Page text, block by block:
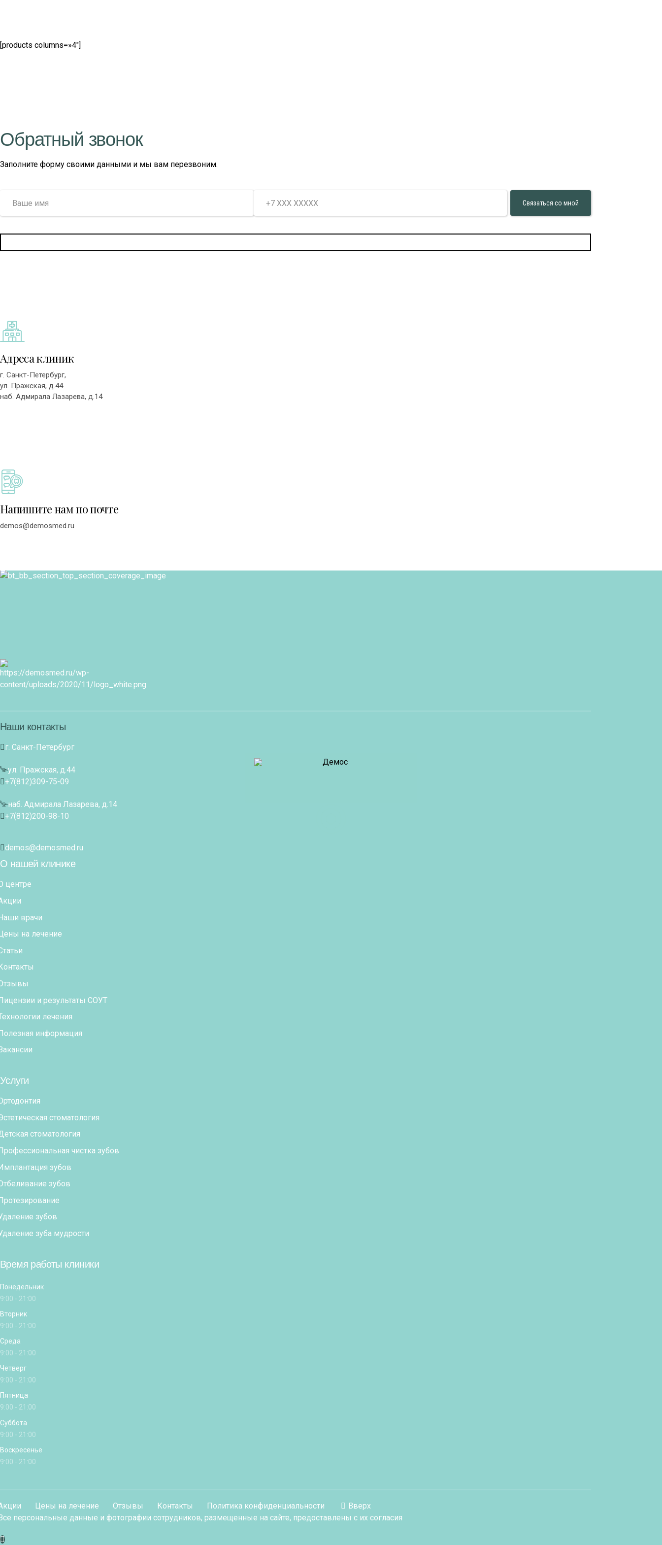
[products columns=»4″]
Обратный звонок
Заполните форму своими данными и мы вам перезвоним.
Адреса клиник
г. Санкт-Петербург,
ул. Пражская, д.44
наб. Адмирала Лазарева, д.14
Напишите нам по почте
demos@demosmed.ru
Наши контакты
г. Санкт-Петербург
ул. Пражская, д.44
+7(812)309-75-09
наб. Адмирала Лазарева, д.14
+7(812)200-98-10
demos@demosmed.ru
О нашей клинике
центре
врачи
на лечение
и результаты СОУТ
лечения
информация
Услуги
стоматология
стоматология
чистка зубов
зубов
зубов
зубов
зуба мудрости
Время работы клиники
Понедельник
9:00 - 21:00
Вторник
9:00 - 21:00
Среда
9:00 - 21:00
Четверг
9:00 - 21:00
Пятница
9:00 - 21:00
Суббота
9:00 - 21:00
Воскресенье
9:00 - 21:00
Цены на лечение Отзывы Контакты Политика конфиденциальности
Вверх
персональные данные и фотографии сотрудников, размещенные на сайте, предоставлены с их согласия